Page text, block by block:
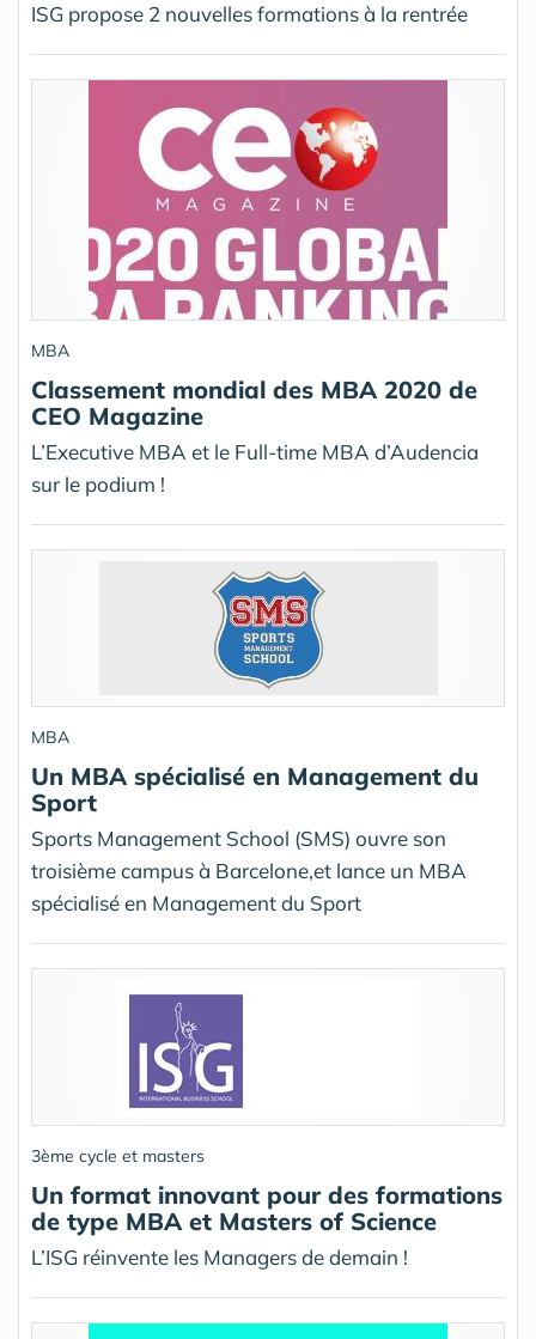
ISG propose 2 nouvelles formations à la rentrée
MBA
Classement mondial des MBA 2020 de
CEO Magazine
L’Executive MBA et le Full-time MBA d’Audencia
sur le podium !
MBA
Un MBA spécialisé en Management du
Sport
Sports Management School (SMS) ouvre son
troisième campus à Barcelone,et lance un MBA
spécialisé en Management du Sport
3ème cycle et masters
Un format innovant pour des formations
de type MBA et Masters of Science
L’ISG réinvente les Managers de demain !